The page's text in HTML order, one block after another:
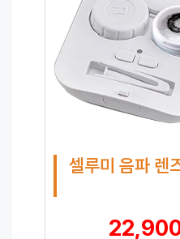
셀루미 음파 렌